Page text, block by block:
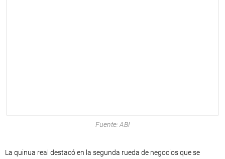
Fuente: ABI
La quinua real destacó en la segunda rueda de negocios que se